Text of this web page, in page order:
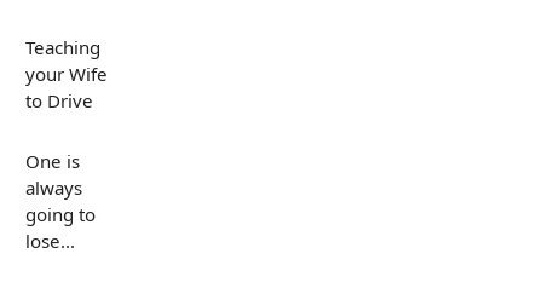
Teaching
your Wife
to Drive
One is
always
going to
lose...